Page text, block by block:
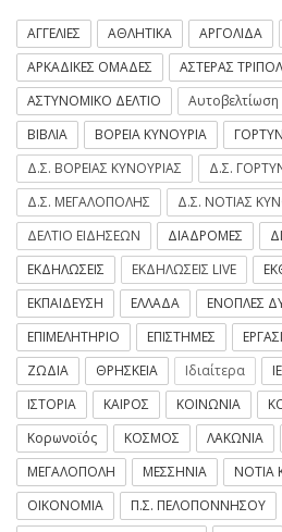
ΑΓΓΕΛΙΕΣ ΑΘΛΗΤΙΚΑ ΑΡΓΟΛΙΔΑ
ΑΡΚΑΔΙΚΕΣ ΟΜΑΔΕΣ
ΑΣΤΕΡΑΣ
ΑΣΤΥΝΟΜΙΚΟ ΔΕΛΤΙΟ
Αυτοβελτίωση
ΒΙΒΛΙΑ
ΒΟΡΕΙΑ ΚΥΝΟΥΡΙΑ
Δ.Σ. ΒΟΡΕΙΑΣ ΚΥΝΟΥΡΙΑΣ
Δ.Σ.
Δ.Σ. ΜΕΓΑΛΟΠΟΛΗΣ
Δ.Σ. ΝΟΤΙΑΣ
ΔΕΛΤΙΟ ΕΙΔΗΣΕΩΝ
ΔΙΑΔΡΟΜΕΣ
ΕΚΔΗΛΩΣΕΙΣ
ΕΚΔΗΛΩΣΕΙΣ LIVE
ΕΚΠΑΙΔΕΥΣΗ
ΕΛΛΑΔΑ ΕΝΟΠΛΕΣ
ΕΠΙΜΕΛΗΤΗΡΙΟ
ΕΠΙΣΤΗΜΕΣ
ΖΩΔΙΑ
ΘΡΗΣΚΕΙΑ Ιδιαίτερα
ΙΣΤΟΡΙΑ
ΚΑΙΡΟΣ ΚΟΙΝΩΝΙΑ
Κορωνοϊός
ΚΟΣΜΟΣ ΛΑΚΩΝΙΑ
ΜΕΓΑΛΟΠΟΛΗ
ΜΕΣΣΗΝΙΑ ΝΟΤΙΑ
ΟΙΚΟΝΟΜΙΑ
Π.Σ. ΠΕΛΟΠΟΝΝΗΣΟΥ